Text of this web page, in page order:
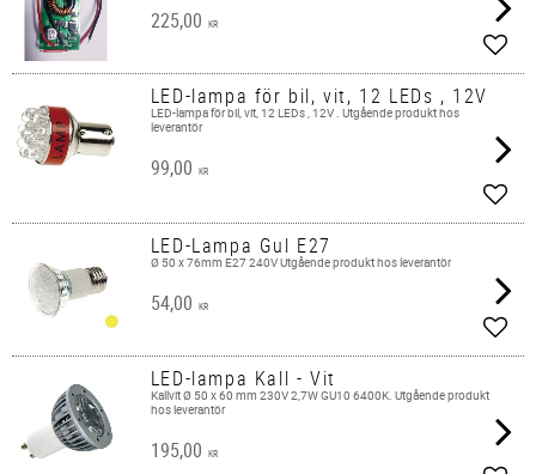
225,00 KR
LED-lampa för bil, vit, 12 LEDs , 12V
LED-lampa för bil, vit, 12 LEDs , 12V . Utgående produkt hos
leverantör
99,00 KR
LED-Lampa Gul E27
Ø 50 x 76mm E27 240V Utgående produkt hos leverantör
54,00 KR
LED-lampa Kall - Vit
Kallvit Ø 50 x 60 mm 230V 2,7W GU10 6400K. Utgående produkt
hos leverantör
195,00 KR